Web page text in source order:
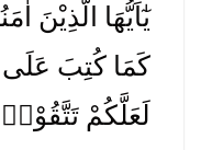
يٰٓاَيُّهَا الَّذِيْنَ
كَمَا كُتِبَ عَلَى
لَعَلَّكُمْ